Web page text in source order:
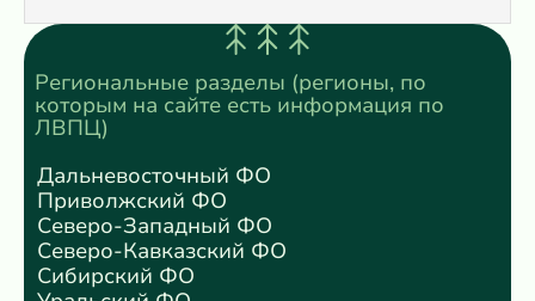
Региональные разделы (регионы, по
которым на сайте есть информация по
ЛВПЦ)
Дальневосточный ФО
Приволжский ФО
Северо-Западный ФО
Северо-Кавказский ФО
Сибирский ФО